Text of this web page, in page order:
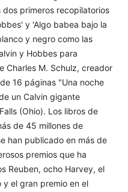
primeros recopilatorios
y 'Algo babea bajo la
y negro como las
y Hobbes para
Charles M. Schulz, creador
16 páginas "Una noche
un Calvin gigante
(Ohio). Los libros de
de 45 millones de
han publicado en más de
premios que ha
Reuben, ocho Harvey, el
y el gran premio en el